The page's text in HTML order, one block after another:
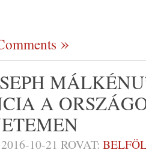
A
2016-10-21 ROVAT: